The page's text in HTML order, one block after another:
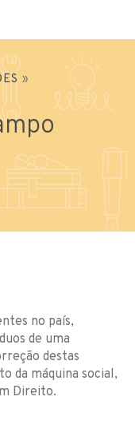
»
no país,
de uma
destas
da máquina social,
Direito.